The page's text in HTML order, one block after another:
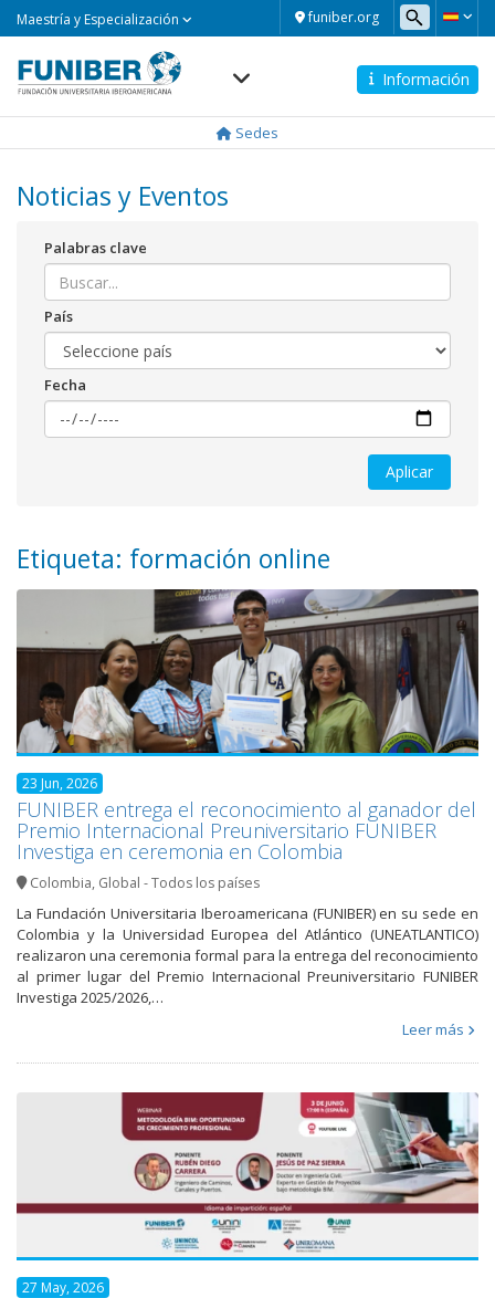
funiber.org
Maestría y Especialización
Información
Sedes
Noticias y Eventos
Palabras clave
País
Fecha
Etiqueta: formación online
23 Jun, 2026
FUNIBER entrega el reconocimiento al ganador del
Premio Internacional Preuniversitario FUNIBER
Investiga en ceremonia en Colombia
Colombia, Global - Todos los países
La Fundación Universitaria Iberoamericana (FUNIBER) en su sede en
Colombia y la Universidad Europea del Atlántico (UNEATLANTICO)
realizaron una ceremonia formal para la entrega del reconocimiento
al primer lugar del Premio Internacional Preuniversitario FUNIBER
Investiga 2025/2026,…
Leer más
27 May, 2026